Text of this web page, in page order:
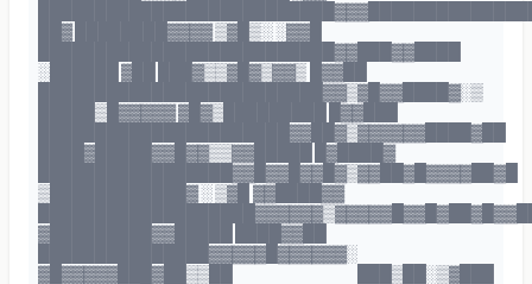
██▓ ████████▓▓▓▓ ▒▓█▒░ ░▓▓█
██████████████████████████▓▓███▓▓████
░██████ ▓██ ███▓▒▒▓█▓▒▓▓▒ █▓▓██
█████████████████████████▓▓▒▓█▓▓████▓░▒
█████▒█▓▓▓▓▓ ▓█▓▒█████████ █▓▓███
██████████████████████▓▓██▓▒▓▓▓▓▓▓████▓██
████▓█████▓▓█▓▓▒▒▓▓█████ █▓████▓
█████████████████▓▓█▓▓█▓▓█▓▒▓▓██▓█▓▓▓▓██▓█
▒████████████▓ ░ ▒▓█ ▓▓████▓▓
▓█████████▓▓█████ ████▓▓██
███████████████▓▓▓▓▓█▓▓▓▓▓▓░
▓█▓▓▓▓▓███▓██▒▒██ ███▒██░▒▓███